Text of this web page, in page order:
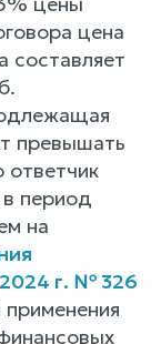
цена
составляет
превышать
ответчик
период
на
г. № 326